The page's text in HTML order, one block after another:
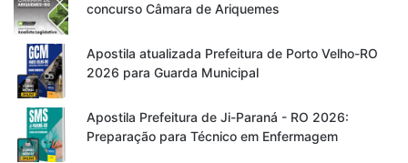
concurso Câmara de Ariquemes
Apostila atualizada Prefeitura de Porto Velho-RO
2026 para Guarda Municipal
Apostila Prefeitura de Ji-Paraná - RO 2026:
Preparação para Técnico em Enfermagem